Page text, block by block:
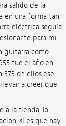
salido de la
en una forma tan
eléctrica seguía
para mí.
guitarra como
fue el año en
373 de ellos ese
a creer que
a la tienda, lo
si es que hay